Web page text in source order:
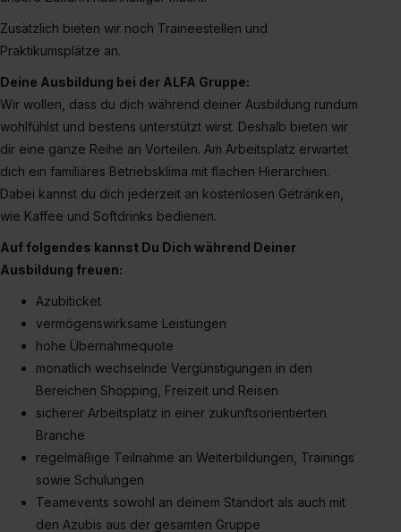
der Kategorien „Präferenzen“, „Statistiken“ und „Social
Media und Marketing“ umfasst hierbei die Einwilligung
zur Übermittlung deiner Daten in die USA (Art. 49 Abs. 1
angemessenes Datenschutzniveau (EuGH – Schrems
II). Du kannst die von dir erteilte Einwilligung jederzeit mit
Wirkung für die Zukunft ganz oder teilweise über unsere
Datenschutzerklärung unter dem Punkt „Datenschutz-
Einstellungen“ widerrufen. Weitere Informationen zu den
einzelnen Cookies findest du durch Klick auf „Details
zeigen“. Weitere Informationen:
Impressum .
Zusätzlich bieten wir noch Traineestellen und
Praktikumsplätze an.
Deine Ausbildung bei der ALFA Gruppe:
Wir wollen, dass du dich während deiner Ausbildung rundum
wohlfühlst und bestens unterstützt wirst. Deshalb bieten wir
dir eine ganze Reihe an Vorteilen. Am Arbeitsplatz erwartet
dich ein familiäres Betriebsklima mit flachen Hierarchien.
Dabei kannst du dich jederzeit an kostenlosen Getränken,
wie Kaffee und Softdrinks bedienen.
Auf folgendes kannst Du Dich während Deiner
Ausbildung freuen:
Azubiticket
vermögenswirksame Leistungen
hohe Übernahmequote
monatlich wechselnde Vergünstigungen in den
Bereichen Shopping, Freizeit und Reisen
sicherer Arbeitsplatz in einer zukunftsorientierten
Branche
regelmäßige Teilnahme an Weiterbildungen, Trainings
sowie Schulungen
Teamevents sowohl an deinem Standort als auch mit
den Azubis aus der gesamten Gruppe